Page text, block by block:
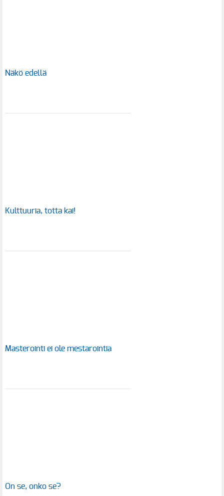
Näkö edellä
Kulttuuria, totta kai!
Masterointi ei ole mestarointia
On se, onko se?